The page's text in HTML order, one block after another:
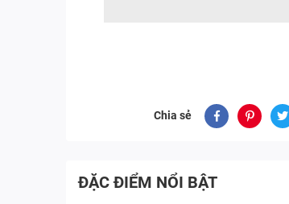
Chia sẻ
ĐẶC ĐIỂM NỔI BẬT